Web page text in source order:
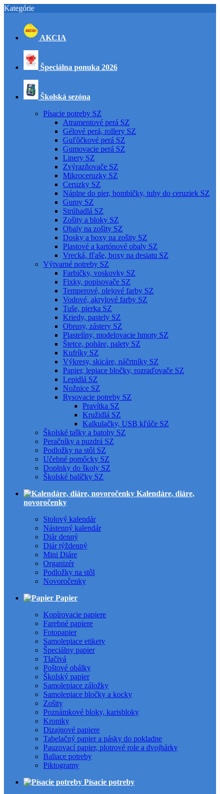
Kategórie
AKCIA
Špeciálna ponuka 2026
Školská sezóna
Písacie potreby SZ
Atramentové perá SZ
Gélové perá, rollery SZ
Guľôčkové perá SZ
Gumovacie perá SZ
Linery SZ
Zvýrazňovače SZ
Mikroceruzky SZ
Ceruzky SZ
Náplne do pier, bombičky, tuhy do ceruziek SZ
Gumy SZ
Strúhadlá SZ
Zošity a bloky SZ
Obaly na zošity SZ
Dosky a boxy na zošity SZ
Plastové a kartónové obaly SZ
Vrecká, fľaše, boxy na desiatu SZ
Výtvarné potreby SZ
Farbičky, voskovky SZ
Fixky, popisovače SZ
Temperové, olejové farby SZ
Vodové, akrylové farby SZ
Tuše, pierka SZ
Kriedy, pastely SZ
Obrusy, zástery SZ
Plastelíny, modelovacie hmoty SZ
Štetce, poháre, palety SZ
Kufríky SZ
Výkresy, skicáre, náčrtníky SZ
Papier, lepiace bločky, rozraďovače SZ
Lepidlá SZ
Nožnice SZ
Rysovacie potreby SZ
Pravítka SZ
Kružidlá SZ
Kalkulačky, USB kľúče SZ
Školské tašky a batohy SZ
Peračníky a puzdrá SZ
Podložky na stôl SZ
Učebné pomôcky SZ
Doplnky do školy SZ
Školské balíčky SZ
Kalendáre, diáre,
novoročenky
Stolový kalendár
Nástenný kalendár
Diár denný
Diár týždenný
Mini Diáre
Organizér
Podložky na stôl
Novoročenky
Papier
Kopírovacie papiere
Farebné papiere
Fotopapier
Samolepiace etikety
Špeciálny papier
Tlačivá
Poštové obálky
Školský papier
Samolepiace záložky
Samolepiace bločky a kocky
Zošity
Poznámkové bloky, karisbloky
Kroniky
Dizajnové papiere
Tabelačný papier a pásky do pokladne
Pauzovací papier, plotrové role a dvojhárky
Baliace potreby
Piktogramy
Písacie potreby